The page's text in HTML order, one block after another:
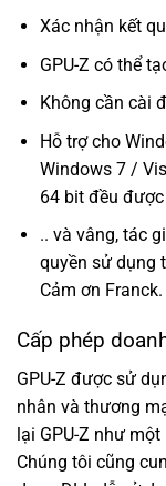
Xác nhận kết
GPU-Z có thể
Không cần cài
Hỗ trợ cho
Windows 7 /
64 bit đều
.. và vâng, tác
quyền sử dụng
Cảm ơn Franck.
Cấp phép
GPU-Z được sử
nhân và thương
lại GPU-Z như
Chúng tôi cũng